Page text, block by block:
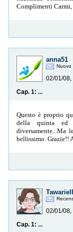
Complimenti Carmi,
anna51
Nuovo
02/01/
Cap. 1: ...
Questo è proprio
della quinta ed
diversamente...Ma
bellissimo. Grazie!!
Tawariell
02/01/
Cap. 1: ...